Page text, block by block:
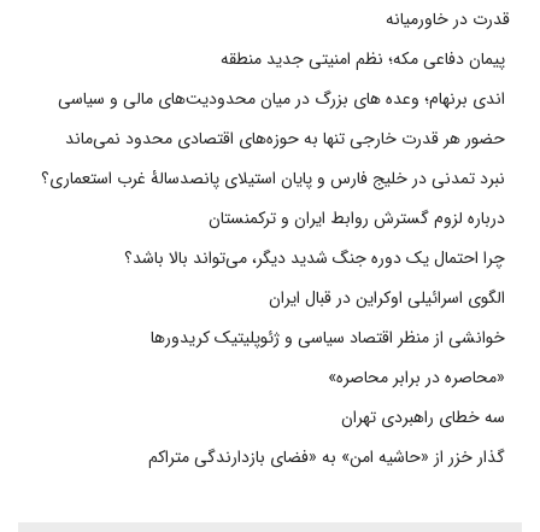
قدرت در خاورمیانه
پیمان دفاعی مکه؛ نظم امنیتی جدید منطقه
اندی برنهام؛ وعده های بزرگ در میان محدودیت‌های مالی و سیاسی
حضور هر قدرت خارجی تنها به حوزه‌های اقتصادی محدود نمی‌ماند
نبرد تمدنی در خلیج فارس و پایان استیلای پانصدسالۀ غرب استعماری؟
درباره لزوم گسترش روابط ایران و ترکمنستان
چرا احتمال یک دوره جنگ شدید دیگر، می‌تواند بالا باشد؟
الگوی اسرائیلی اوکراین در قبال ایران
خوانشی از منظر اقتصاد سیاسی و ژئوپلیتیک کریدورها
«محاصره در برابر محاصره»
سه خطای راهبردی تهران
گذار خزر از «حاشیه امن» به «فضای بازدارندگی متراکم